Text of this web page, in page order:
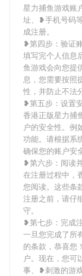
星力捕鱼游戏账
址、❥手机号码
成注册。
❥第四步：验证
填写完个人信息
鱼游戏会向您提
息，您需要按照
性，并防止不法
❥第五步：设置
香港正版星力捕
户的安全性。例
功能。请根据系
确保您的账户安
❥第六步：阅读
在注册过程中，
您阅读。这些条
注册之前，请仔
守。
❥第七步：完成
一旦您完成了所
的条款，恭喜您
户。现在，您可
事、❥刺激的游